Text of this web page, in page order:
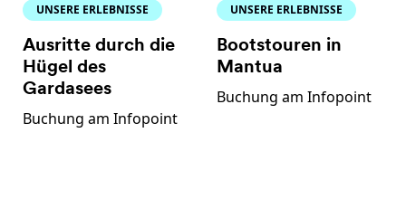
UNSERE ERLEBNISSE
Ausritte durch die
Hügel des
Gardasees
Buchung am Infopoint
UNSERE ERLEBNISSE
Bootstouren in
Mantua
Buchung am Infopoint